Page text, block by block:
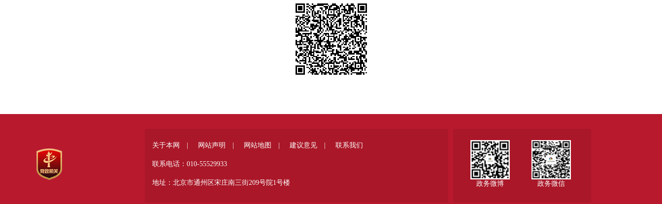
关于本网 | 网站声明 | 网站地图 | 建议意见 | 联系我们
联系电话：010-55529933
地址：北京市通州区宋庄南三街209号院1号楼 政务微博 政务微信